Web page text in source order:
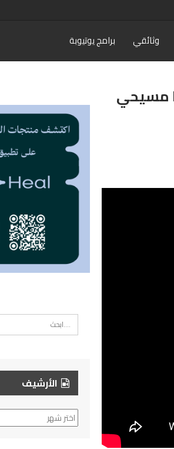
وثائقي برامج يوتيوبة
مسيحي
الأرشيف
الأرشيف